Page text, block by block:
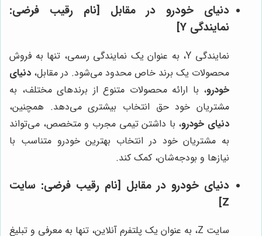
دنیای خودرو در مقابل [نام رقیب فرضی:
نمایندگی Y]
نمایندگی Y، به عنوان یک نمایندگی رسمی، تنها به فروش
محصولات یک برند خاص محدود می‌شود. در مقابل، دنیای
خودرو، با ارائه محصولات متنوع از برندهای مختلف، به
مشتریان خود حق انتخاب بیشتری می‌دهد. همچنین،
دنیای خودرو، با داشتن تیمی مجرب و متخصص، می‌تواند
به مشتریان خود در انتخاب بهترین خودرو متناسب با
نیازها و بودجه‌شان، کمک کند.
دنیای خودرو در مقابل [نام رقیب فرضی: سایت
Z]
سایت Z، به عنوان یک پلتفرم آنلاین، تنها به معرفی و تبلیغ